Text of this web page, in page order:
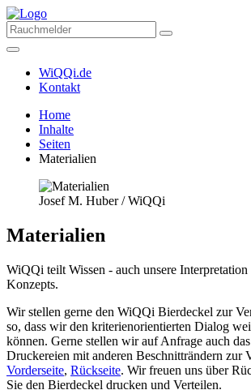
WiQQi.de
Kontakt
Home
Inhalte
Seiten
Materialien
Josef M. Huber / WiQQi
Materialien
WiQQi teilt Wissen - auch unsere
Konzepts.
Wir stellen gerne den WiQQi Bierdeckel zur
so, dass wir den kriterienorientierten Dialog
können. Gerne stellen wir auf Anfrage auch
Druckereien mit anderen Beschnitträndern zur
Vorderseite, Rückseite. Wir freuen uns über
Sie den Bierdeckel drucken und Verteilen.